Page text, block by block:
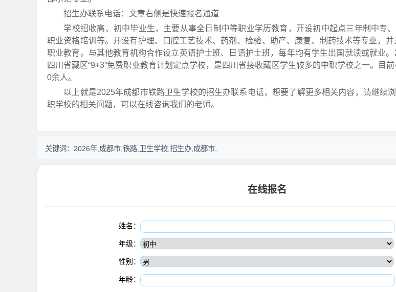
招生办联系电话：文章右侧是快速报名通道
学校招收高、初中毕业生，主要从事全日制中等职业学历教育，开设初中起点三年制中专
职业资格培训等。开设有护理、口腔工艺技术、药剂、检验、助产、康复、制药技术等专业，并
职业教育。与其他教育机构合作设立英语护士班、日语护士班，每年均有学生出国就读或就业
四川省藏区“9+3”免费职业教育计划定点学校，是四川省接收藏区学生较多的中职学校之一。目
0余人。
以上就是2025年成都市铁路卫生学校的招生办联系电话，想要了解更多相关内容，请继续
职学校的相关问题，可以在线咨询我们的老师。
关键词： 2026年,成都市,铁路,卫生学校,招生办,成都市,
在线报名
姓名：
年级：
性别：
年龄：